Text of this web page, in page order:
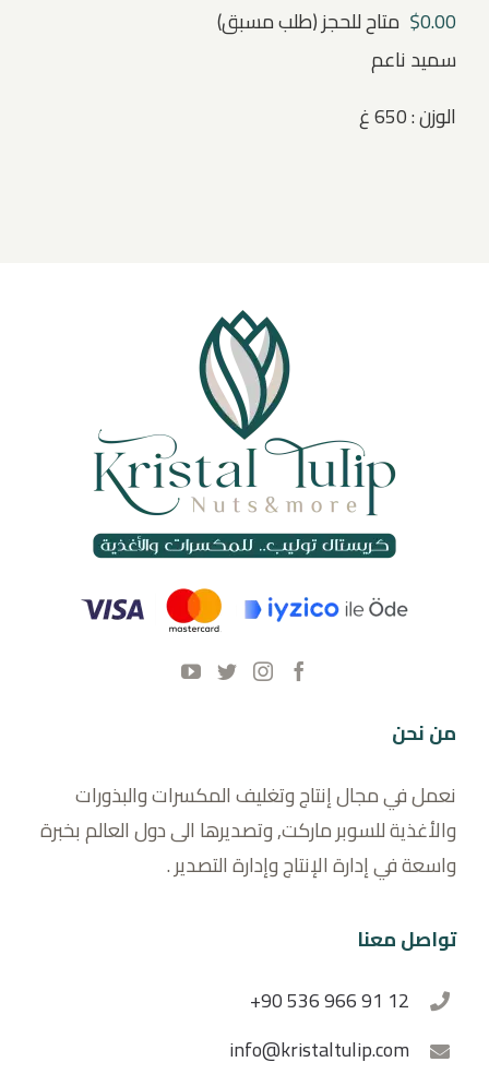
$0.00
متاح للحجز (طلب مسبق)
سميد ناعم
الوزن : 650 غ
من نحن
نعمل في مجال إنتاج وتغليف المكسرات والبذورات
والأغذية للسوبر ماركت, وتصديرها الى دول العالم بخبرة
واسعة في إدارة الإنتاج وإدارة التصدير .
تواصل معنا
+90 536 966 91 12
info@kristaltulip.com